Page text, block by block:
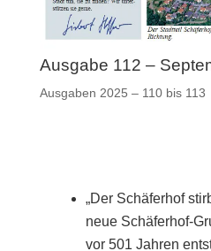
Ausgabe 112 –
Ausgaben 2025 – 110 bis 113
„Der Schäferhof
neue Schäferhof-
vor 501 Jahren